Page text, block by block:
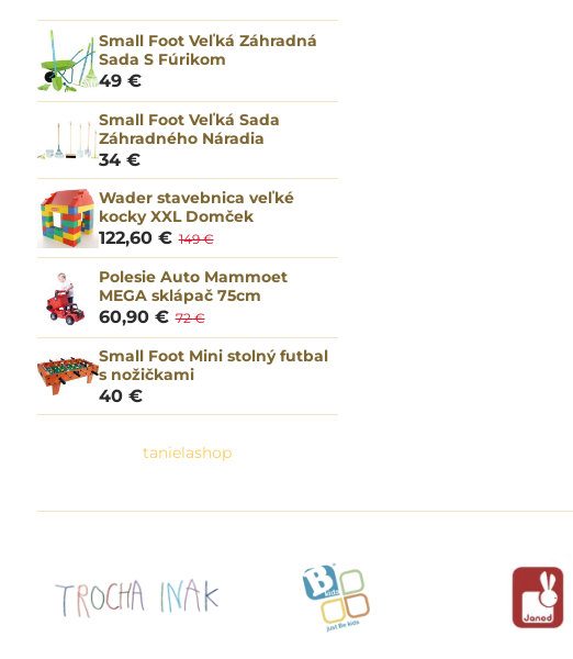
Small Foot Veľká Záhradná
Sada S Fúrikom
49 €
Small Foot Veľká Sada
Záhradného Náradia
34 €
Wader stavebnica veľké
kocky XXL Domček
122,60 € 149 €
Polesie Auto Mammoet
MEGA sklápač 75cm
60,90 € 72 €
Small Foot Mini stolný futbal
s nožičkami
40 €
tanielashop